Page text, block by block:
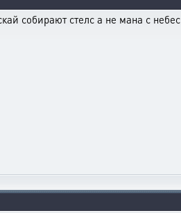
собирают стелс а не мана с небес